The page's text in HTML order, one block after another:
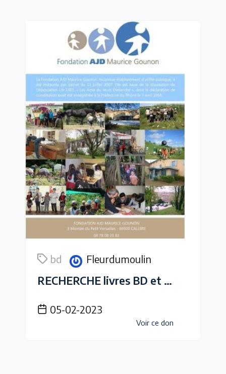
bd Fleurdumoulin
RECHERCHE livres BD et jeux de société
05-02-2023
Voir ce don